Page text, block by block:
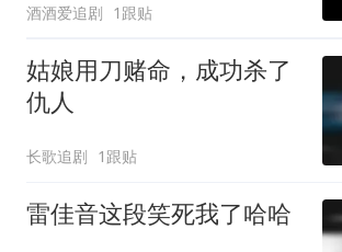
酒酒爱追剧 1跟贴
姑娘用刀赌命，成功杀了
仇人
长歌追剧 1跟贴
雷佳音这段笑死我了哈哈